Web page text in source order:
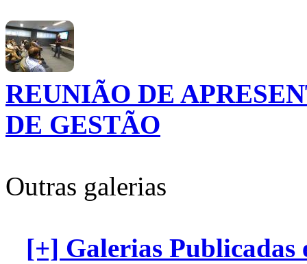
REUNIÃO DE
DE GESTÃO
Outras galerias
[+] Galerias Publicadas